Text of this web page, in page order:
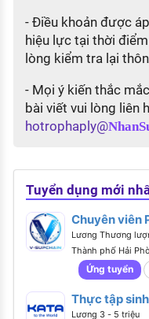
- Điều khoản được
hiệu lực tại thời
lòng kiểm tra lại
- Mọi ý kiến thắc
bài viết vui lòng liên
hotrophaply@
Tuyển dụng mới
Chuyên viên
Lương Thương
Thành phố Hải
Ứng tuyển
Thực tập
Lương 3 - 5 triệu